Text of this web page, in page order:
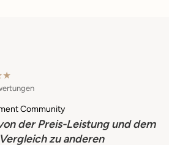
★
Community
der Preis-Leistung und dem
zu anderen